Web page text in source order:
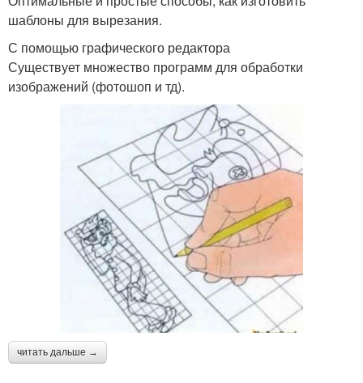
шаблоны для вырезания.
С помощью графического редактора
Существует множество программ для обработки
изображений (фотошоп и тд).
читать дальше →